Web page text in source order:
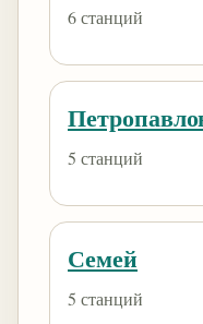
6 станций
5 станций
Семей
5 станций